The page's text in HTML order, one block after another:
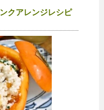
クアレンジレシピ